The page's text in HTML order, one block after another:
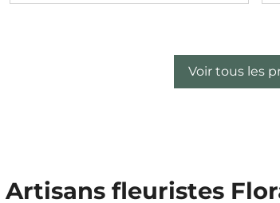
Voir tous les
Artisans fleuristes